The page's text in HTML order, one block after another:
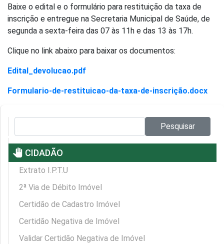
Baixe o edital e o formulário para restituição da taxa de
inscrição e entregue na Secretaria Municipal de Saúde, de
segunda a sexta-feira das 07 às 11h e das 13 às 17h.
Clique no link abaixo para baixar os documentos:
Edital_devolucao.pdf
Formulario-de-restituicao-da-taxa-de-inscrição.docx
Pesquisar
pan_tool CIDADÃO
Extrato I.P.T.U
2ª Via de Débito Imóvel
Certidão de Cadastro Imóvel
Certidão Negativa de Imóvel
Validar Certidão Negativa de Imóvel